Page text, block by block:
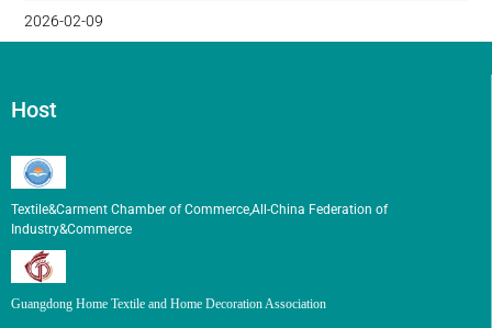
2026-02-09
Host
Textile&Carment Chamber of Commerce,All-China Federation of
Industry&Commerce
Guangdong Home Textile and Home Decoration Association